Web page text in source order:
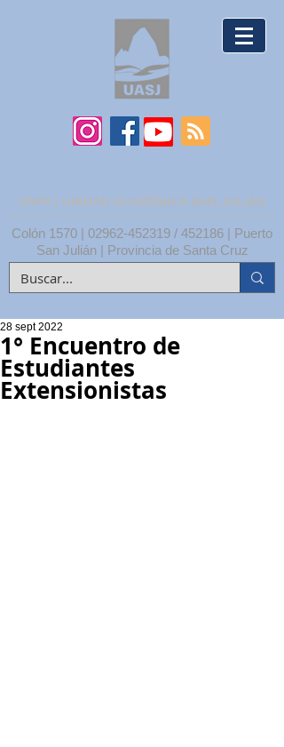
UNPA | UNIDAD ACADÉMICA SAN JULIÁN
Colón 1570 | 02962-452319 / 452186 | Puerto
San Julián | Provincia de Santa Cruz
1° Encuentro de
Estudiantes
Extensionistas
28 sept 2022